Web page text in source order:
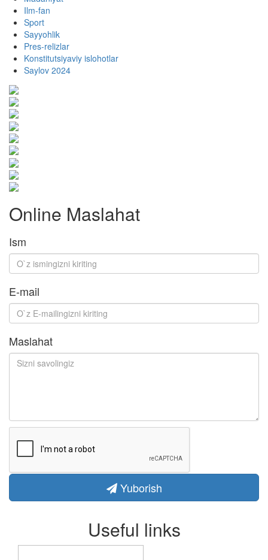
Ilm-fan
Sport
Sayyohlik
Pres-relizlar
Konstitutsiyaviy islohotlar
Saylov 2024
Online Maslahat
Ism
E-mail
Maslahat
Yuborish
Useful links